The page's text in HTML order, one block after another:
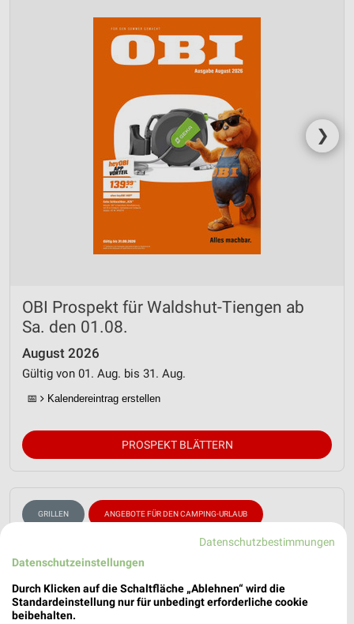
❯
OBI Prospekt für Waldshut-Tiengen ab
Sa. den 01.08.
August 2026
Gültig von 01. Aug. bis 31. Aug.
📅 Kalendereintrag erstellen
PROSPEKT BLÄTTERN
GRILLEN ANGEBOTE FÜR DEN CAMPING-URLAUB
Datenschutzbestimmungen
Datenschutzeinstellungen
Durch Klicken auf die Schaltfläche „Ablehnen“ wird die
Standardeinstellung nur für unbedingt erforderliche cookie
beibehalten.